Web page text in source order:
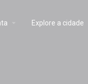
Explore a cidade